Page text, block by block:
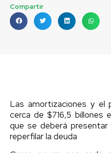
Compartir
Las amortizaciones y el
cerca de $716,5
que se deberá presentar
reperfilar la deuda